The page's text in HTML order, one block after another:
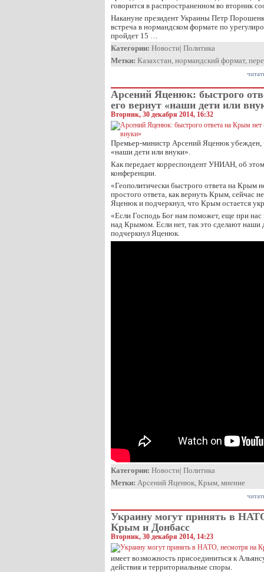
говорится в распространенном во вторник
Накануне президент Украины Петр
встреча в нормандском формате по
пройдет 15 …
Категории: Новости| Политика
Метки: Казахстан, нормандский формат,
Арсений Яценюк: быстрого
его вернут «наши дети или
Вторник, 30 декабря 2014, 16:32
Премьер-министр Арсений Яценюк
«наши дети или внуки».
Как передает корреспондент УНИАН, об этом
конференции.
«Геополитически быстрого ответа на Крым
простого ответа, как вернуть Крым, сейчас
Яценюк и подчеркнул, что Крым остается
«Если Господь Бог нам поможет, еще при нас
над Крымом. Если нет, так это сделают
подчеркнул Яценюк.
Категории: Новости| Политика
Метки: Арсений Яценюк, Крым, мнение
Украину могут принять в
Крым и Донбасс
Вторник, 30 декабря 2014, 14:23
имеет возможность присоединиться к
действия и территориальные споры.